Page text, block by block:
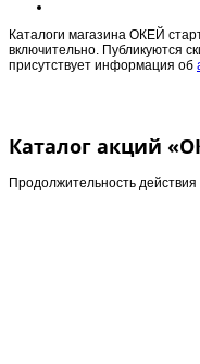
Каталоги магазина ОКЕЙ
включительно. Публикуются
присутствует информация об
Каталог акций
Продолжительность действия